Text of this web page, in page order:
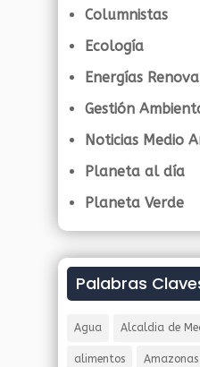
Columnistas
Ecología
Energías
Gestión
Noticias Medio
Planeta al día
Planeta Verde
Palabras
Agua Alcaldia de
alimentos Amazonas